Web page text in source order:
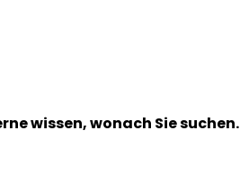
wissen, wonach Sie suchen.